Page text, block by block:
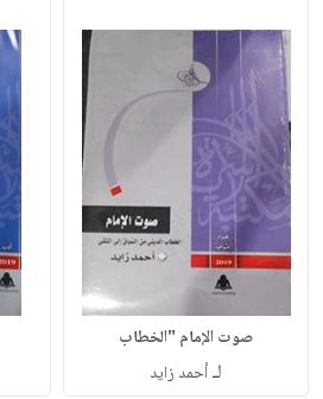
صوت الإمام "الخطاب
لـأحمد زايد